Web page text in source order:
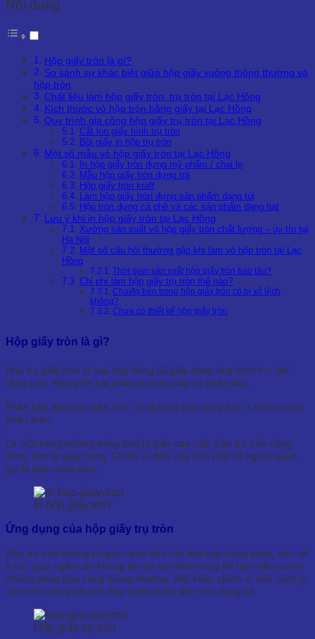
Nội dung
Hộp giấy tròn là gì?
So sánh sự khác biệt giữa hộp giấy vuông thông thường và
hộp tròn
Chất liệu làm hộp giấy tròn, trụ tròn tại Lạc Hồng
Kích thước vỏ hộp tròn bằng giấy tại Lạc Hồng
Quy trình gia công hộp giấy trụ tròn tại Lạc Hồng
Cắt lon giấy hình trụ tròn
Bồi giấy in hộp trụ tròn
Một số mẫu vỏ hộp giấy tròn tại Lạc Hồng
In hộp giấy tròn đựng mỹ phẩm / chai lọ
Mẫu hộp giấy tròn đựng trà
Hộp giấy tròn kraft
Làm hộp giấy tròn đựng sản phẩm dạng túi
Hộp tròn đựng cà phê và các sản phẩm dạng hạt
Lưu ý khi in hộp giấy tròn tại Lạc Hồng
Xưởng sản xuất vỏ hộp giấy tròn chất lượng – uy tín tại
Hà Nội
Một số câu hỏi thường gặp khi làm vỏ hộp tròn tại Lạc
Hồng
Thời gian sản xuất hộp giấy tròn bao lâu?
Chi phí làm hộp giấy trụ tròn thế nào?
Chai/lọ bên trong hộp giấy tròn có bị xô lệch
không?
Chưa có thiết kế hộp giấy tròn
Hộp giấy tròn là gì?
Hộp trụ giấy tròn là loại hộp bằng lõi giấy dạng ống hình trụ, dài,
rỗng ruột. Hộp gồm hai phần là phần nắp và phần đáy.
Phần nắp thường ngắn hơn, có đường kính rộng hơn 1 chút so với
phần thân.
Là một trong những dòng bao bì giấy cao cấp, hộp trụ tròn cũng
được làm từ giấy cứng. Chính vì điều này nên một số người quen
gọi là hộp cứng tròn.
In hộp giấy tròn
Ứng dụng của hộp giấy trụ tròn
Hộp trụ tròn không có góc cạnh như các loại hộp cứng khác, nên sẽ
ít hở, giúp ngăn cản không khí lọt vào bên trong tốt hơn hẳn so với
những dòng hộp cứng thông thường. Mặt khác chính vì việc cách ly
với môi trường tốt nên hộp tránh được ẩm mốc đáng kể.
Hộp giấy trụ tròn